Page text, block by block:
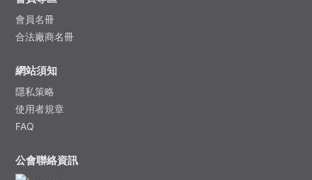
會員名冊
合法廠商名冊
網站須知
隱私​策略
使用者規章
FAQ
公會聯絡資訊